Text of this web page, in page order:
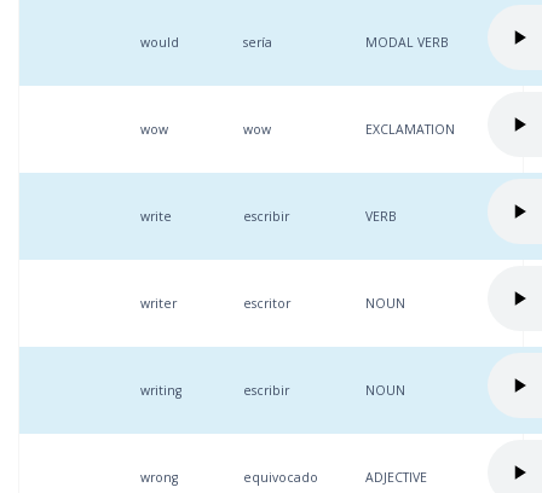
would sería MODAL VERB
wow wow EXCLAMATION
write escribir VERB
writer escritor NOUN
writing escribir NOUN
wrong equivocado ADJECTIVE